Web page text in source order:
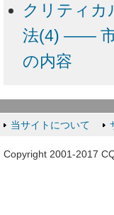
クリティカ
法(4) ―― 市
の内容
当サイトについて
Copyright 2001-2017